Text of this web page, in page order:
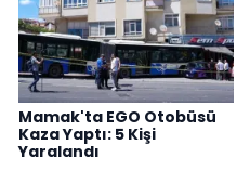
Mamak'ta EGO Otobüsü
Kaza Yaptı: 5 Kişi
Yaralandı